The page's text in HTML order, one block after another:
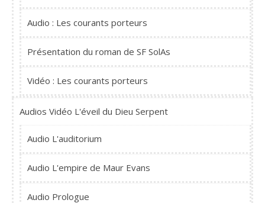
Audio : Les courants porteurs
Présentation du roman de SF SolAs
Vidéo : Les courants porteurs
Audios Vidéo L'éveil du Dieu Serpent
Audio L'auditorium
Audio L'empire de Maur Evans
Audio Prologue